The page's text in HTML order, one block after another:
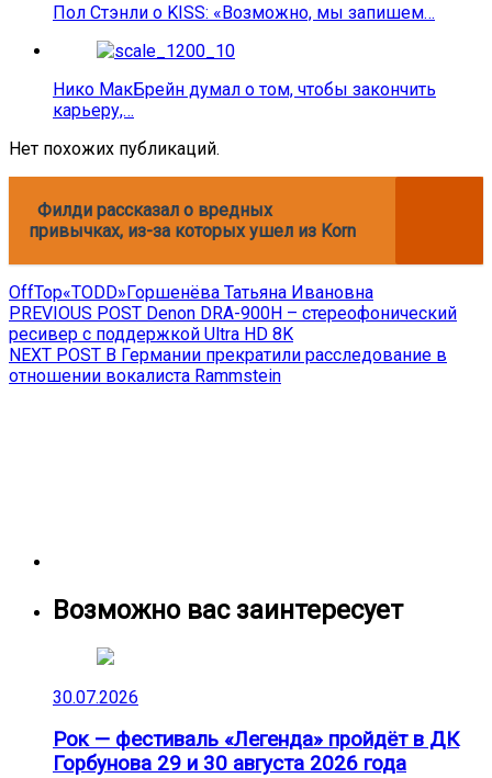
Пол Стэнли о KISS: «Возможно, мы запишем…
Нико МакБрейн думал о том, чтобы закончить
карьеру,…
Нет похожих публикаций.
Филди рассказал о вредных
привычках, из-за которых ушел из Korn
OffTop«TODD»Горшенёва Татьяна Ивановна
Навигация
по
записям
PREVIOUS POST Previous
post:
Denon DRA-900H – стереофонический
ресивер с поддержкой Ultra HD 8K
NEXT POST Next
post:
В Германии прекратили расследование в
отношении вокалиста Rammstein
Возможно вас заинтересует
30.07.2026
Рок — фестиваль «Легенда» пройдёт в ДК
Горбунова 29 и 30 августа 2026 года